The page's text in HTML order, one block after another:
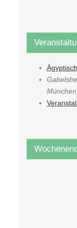
München